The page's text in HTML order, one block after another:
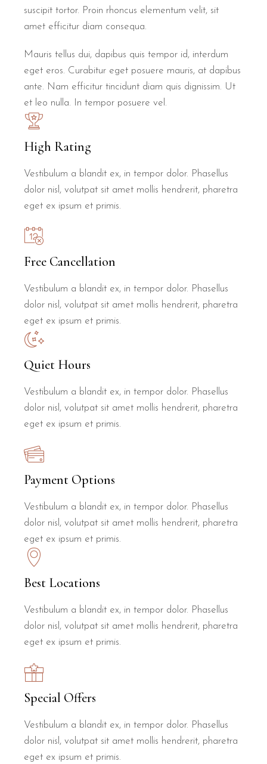
suscipit tortor. Proin rhoncus elementum velit, sit
amet efficitur diam consequa.
Mauris tellus dui, dapibus quis tempor id, interdum
eget eros. Curabitur eget posuere mauris, at dapibus
ante. Nam efficitur tincidunt diam quis dignissim. Ut
et leo nulla. In tempor posuere vel.
High Rating
Vestibulum a blandit ex, in tempor dolor. Phasellus
dolor nisl, volutpat sit amet mollis hendrerit, pharetra
eget ex ipsum et primis.
Free Cancellation
Vestibulum a blandit ex, in tempor dolor. Phasellus
dolor nisl, volutpat sit amet mollis hendrerit, pharetra
eget ex ipsum et primis.
Quiet Hours
Vestibulum a blandit ex, in tempor dolor. Phasellus
dolor nisl, volutpat sit amet mollis hendrerit, pharetra
eget ex ipsum et primis.
Payment Options
Vestibulum a blandit ex, in tempor dolor. Phasellus
dolor nisl, volutpat sit amet mollis hendrerit, pharetra
eget ex ipsum et primis.
Best Locations
Vestibulum a blandit ex, in tempor dolor. Phasellus
dolor nisl, volutpat sit amet mollis hendrerit, pharetra
eget ex ipsum et primis.
Special Offers
Vestibulum a blandit ex, in tempor dolor. Phasellus
dolor nisl, volutpat sit amet mollis hendrerit, pharetra
eget ex ipsum et primis.